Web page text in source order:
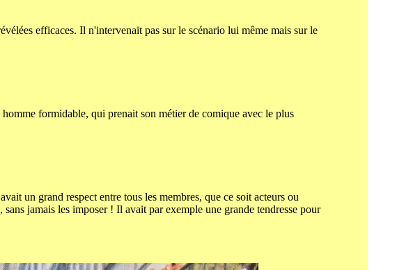
efficaces. Il n'intervenait pas sur le scénario lui même mais sur le
formidable, qui prenait son métier de comique avec le plus
un grand respect entre tous les membres, que ce soit acteurs ou
jamais les imposer ! Il avait par exemple une grande tendresse pour